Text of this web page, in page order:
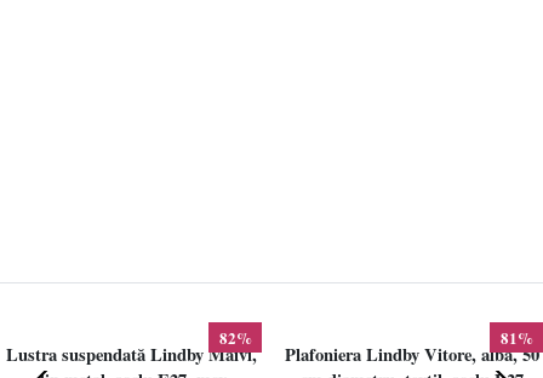
82%
Lustra suspendată Lindby Maivi,
81%
Plafoniera Lindby Vitore, alba, 50